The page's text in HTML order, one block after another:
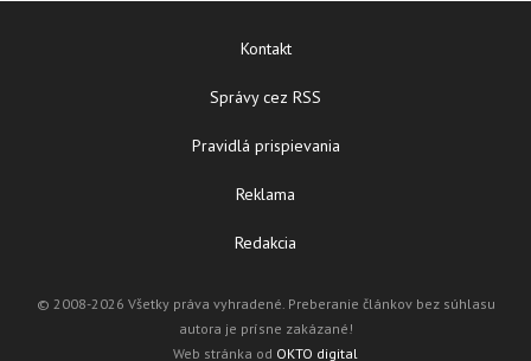
Kontakt
Správy cez RSS
Pravidlá prispievania
Reklama
Redakcia
© 2008-2026 Všetky práva vyhradené. Preberanie článkov bez súhlasu
autora je prísne zakázané!
Web stránka od OKTO digital